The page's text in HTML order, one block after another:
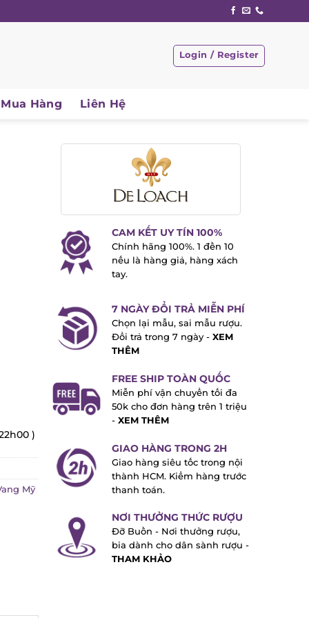
Login / Register
Hàng Liên Hệ
)
Mỹ
CAM KẾT UY TÍN 100%
Chính hãng 100%. 1 đền 10
nếu là hàng giả, hàng xách
tay.
7 NGÀY ĐỔI TRẢ MIỄN PHÍ
Chọn lại mẫu, sai mẫu rượu.
Đổi trả trong 7 ngày -XEM
THÊM
FREE SHIP TOÀN QUỐC
Miễn phí vận chuyển tối đa
50k cho đơn hàng trên 1 triệu
XEM THÊM
GIAO HÀNG TRONG 2H
Giao hàng siêu tốc trong nội
thành HCM. Kiểm hàng trước
thanh toán.
NƠI THƯỞNG THỨC RƯỢU
Đỡ Buồn - Nơi thưởng rượu,
bia dành cho dân sành rượu -
THAM KHẢO